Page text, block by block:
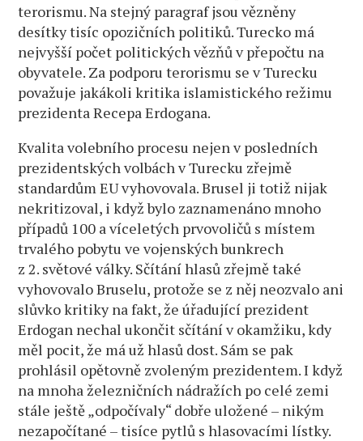
terorismu. Na stejný paragraf jsou vězněny
desítky tisíc opozičních politiků. Turecko má
nejvyšší počet politických vězňů v přepočtu na
obyvatele. Za podporu terorismu se v Turecku
považuje jakákoli kritika islamistického režimu
prezidenta Recepa Erdogana.
Kvalita volebního procesu nejen v posledních
prezidentských volbách v Turecku zřejmě
standardům EU vyhovovala. Brusel ji totiž nijak
nekritizoval, i když bylo zaznamenáno mnoho
případů 100 a víceletých prvovoličů s místem
trvalého pobytu ve vojenských bunkrech
z 2. světové války. Sčítání hlasů zřejmě také
vyhovovalo Bruselu, protože se z něj neozvalo ani
slůvko kritiky na fakt, že úřadující prezident
Erdogan nechal ukončit sčítání v okamžiku, kdy
měl pocit, že má už hlasů dost. Sám se pak
prohlásil opětovně zvoleným prezidentem. I když
na mnoha železničních nádražích po celé zemi
stále ještě „odpočívaly“ dobře uložené – nikým
nezapočítané – tisíce pytlů s hlasovacími lístky.